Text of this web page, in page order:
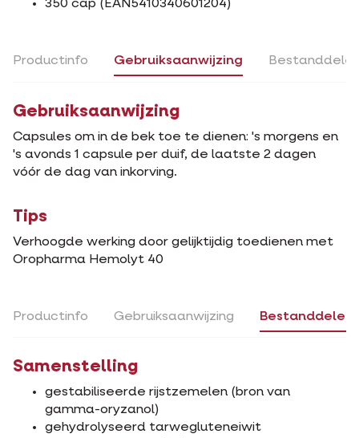
350 cap (EAN5410340601204)
Productinfo Gebruiksaanwijzing
Gebruiksaanwijzing
Capsules om in de bek toe te dienen: 's morgens en
's avonds 1 capsule per duif, de laatste 2 dagen
vóór de dag van inkorving.
Tips
Verhoogde werking door gelijktijdig toedienen met
Oropharma Hemolyt 40
Productinfo Gebruiksaanwijzing Bestanddelen
Samenstelling
gestabiliseerde rijstzemelen (bron van
gamma-oryzanol)
gehydrolyseerd tarwegluteneiwit